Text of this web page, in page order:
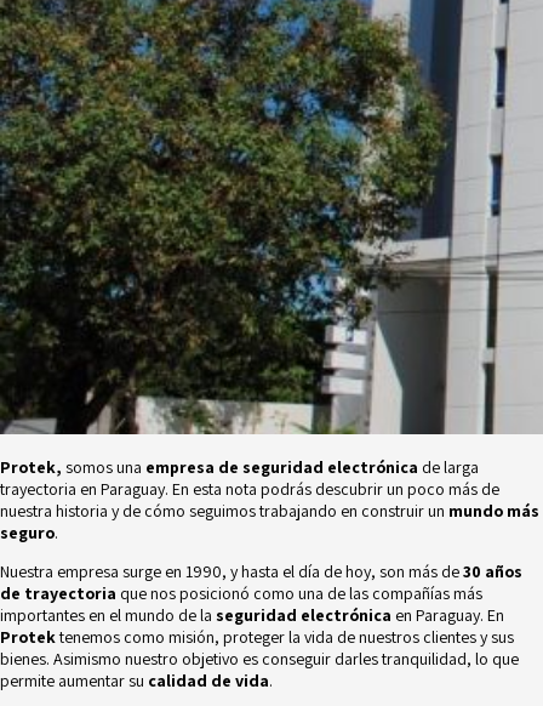
Protek, somos una empresa de seguridad electrónica de larga
trayectoria en Paraguay. En esta nota podrás descubrir un poco más de
nuestra historia y de cómo seguimos trabajando en construir un mundo más
seguro.
Nuestra empresa surge en 1990, y hasta el día de hoy, son más de30 años
de trayectoria que nos posicionó como una de las compañías más
importantes en el mundo de la seguridad electrónica en Paraguay. En
Protektenemos como misión, proteger la vida de nuestros clientes y sus
bienes. Asimismo nuestro objetivo es conseguir darles tranquilidad, lo que
permite aumentar su calidad de vida.